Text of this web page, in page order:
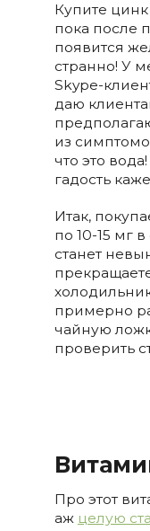
Купите
пока после
появится
странно! У
Skype-
даю
из
что это
гадость
Итак,
по 10-15 мг
станет
примерно
чайную
проверить
Про этот
аж целую